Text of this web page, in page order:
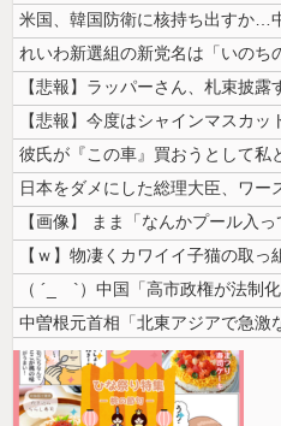
【ｗ】物凄くカワイイ子猫の取っ
中曽根元首相「北東アジアで急激